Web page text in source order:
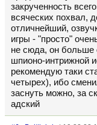
закрученность
всяческих похвал,
отличнейший,
игры - "просто"
не сюда, он больше
шпионо-интрижной
рекомендую таки
четырех), ибо
заснуть можно, за
адский